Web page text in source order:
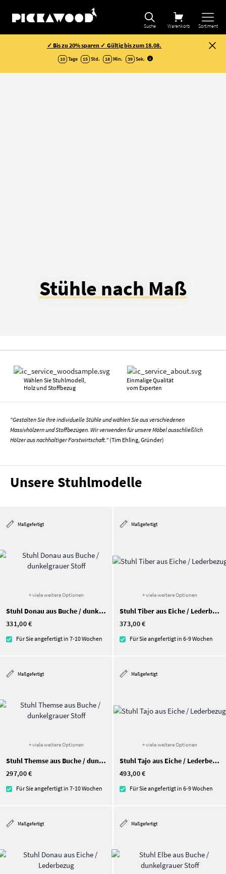
Suche Warenkorb Sortiment
✓ Bis zu 20% sparen ✓ Gültig bis zum 18.08.
10 Tage 15 Std. 18 Min. 39 Sek.
Stühle nach Maß
Wählen Sie Stuhlmodell,
Holz und Stoffbezug
Einmalige Qualität
vom Experten
"Gestalten Sie Ihre individuelle Stühle und wählen Sie aus verschiedenen
Massivhölzern und Stoffbezügen. Wir verwenden für unsere Möbel ausschließlich
Hölzer aus nachhaltiger Forstwirtschaft." (Tim Ehling, Gründer)
Unsere Stuhlmodelle
Maßgefertigt
+ viele weitere Optionen
Stuhl Donau aus Buche / dunkelgrauer Stoff
331,00 €
Für Sie angefertigt in 7-10 Wochen
Maßgefertigt
+ viele weitere Optionen
Stuhl Tiber aus Eiche / Lederbezug
373,00 €
Für Sie angefertigt in 6-9 Wochen
Maßgefertigt
+ viele weitere Optionen
Stuhl Themse aus Buche / dunkelgrauer Stoff
297,00 €
Für Sie angefertigt in 7-10 Wochen
Maßgefertigt
+ viele weitere Optionen
Stuhl Tajo aus Eiche / Lederbezug
493,00 €
Für Sie angefertigt in 6-9 Wochen
Maßgefertigt Maßgefertigt